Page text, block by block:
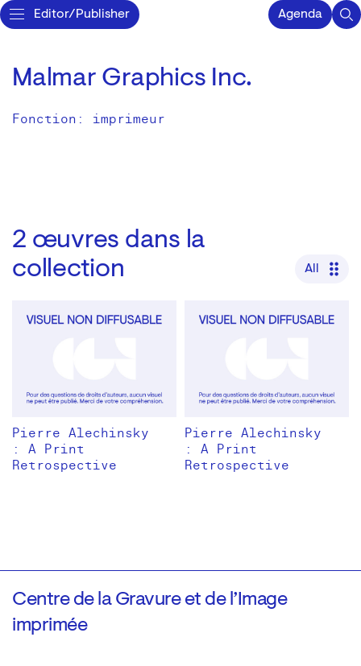
Editor/Publisher Agenda
Malmar Graphics Inc.
Fonction: imprimeur
2 œuvres dans la
collection
All
Pierre Alechinsky
: A Print
Retrospective
Pierre Alechinsky
: A Print
Retrospective
Centre de la Gravure et de l’Image
imprimée